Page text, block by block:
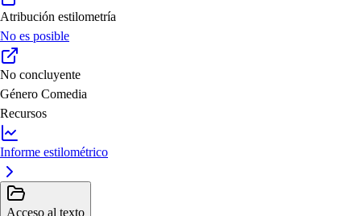
Atribución estilometría
No es posible
No concluyente
Género Comedia
Recursos
Informe estilométrico
Acceso al texto